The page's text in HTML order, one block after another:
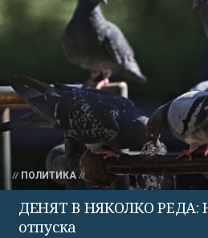
ПОЛИТИКА
ДЕНЯТ В НЯКОЛКО РЕДА:
отпуска